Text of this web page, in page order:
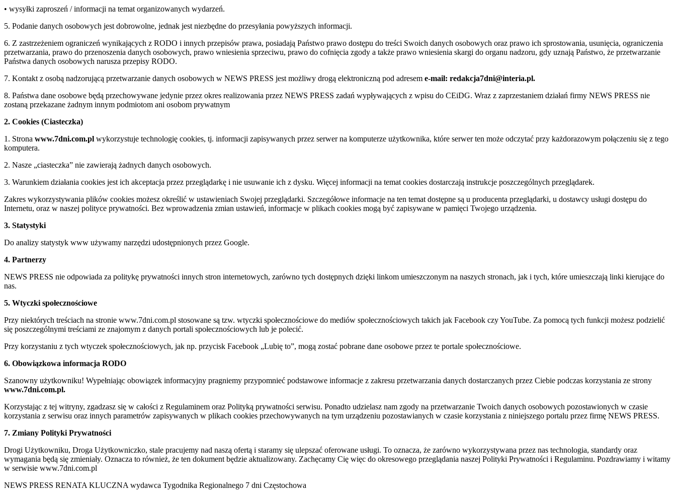
• wysyłki zaproszeń / informacji na temat organizowanych wydarzeń.
5. Podanie danych osobowych jest dobrowolne, jednak jest niezbędne do przesyłania powyższych informacji.
6. Z zastrzeżeniem ograniczeń wynikających z RODO i innych przepisów prawa, posiadają Państwo prawo dostępu do treści Swoich danych osobowych oraz prawo ich sprostowania, usunięcia, ograniczenia
przetwarzania, prawo do przenoszenia danych osobowych, prawo wniesienia sprzeciwu, prawo do cofnięcia zgody a także prawo wniesienia skargi do organu nadzoru, gdy uznają Państwo, że przetwarzanie
Państwa danych osobowych narusza przepisy RODO.
7. Kontakt z osobą nadzorującą przetwarzanie danych osobowych w NEWS PRESS jest możliwy drogą elektroniczną pod adresem e-mail: redakcja7dni@interia.pl.
8. Państwa dane osobowe będą przechowywane jedynie przez okres realizowania przez NEWS PRESS zadań wypływających z wpisu do CEiDG. Wraz z zaprzestaniem działań firmy NEWS PRESS nie
zostaną przekazane żadnym innym podmiotom ani osobom prywatnym
2. Cookies (Ciasteczka)
1. Strona www.7dni.com.pl wykorzystuje technologię cookies, tj. informacji zapisywanych przez serwer na komputerze użytkownika, które serwer ten może odczytać przy każdorazowym połączeniu się z tego
komputera.
2. Nasze „ciasteczka” nie zawierają żadnych danych osobowych.
3. Warunkiem działania cookies jest ich akceptacja przez przeglądarkę i nie usuwanie ich z dysku. Więcej informacji na temat cookies dostarczają instrukcje poszczególnych przeglądarek.
Zakres wykorzystywania plików cookies możesz określić w ustawieniach Swojej przeglądarki. Szczegółowe informacje na ten temat dostępne są u producenta przeglądarki, u dostawcy usługi dostępu do
Internetu, oraz w naszej polityce prywatności. Bez wprowadzenia zmian ustawień, informacje w plikach cookies mogą być zapisywane w pamięci Twojego urządzenia.
3. Statystyki
Do analizy statystyk www używamy narzędzi udostępnionych przez Google.
4. Partnerzy
NEWS PRESS nie odpowiada za politykę prywatności innych stron internetowych, zarówno tych dostępnych dzięki linkom umieszczonym na naszych stronach, jak i tych, które umieszczają linki kierujące do
nas.
5. Wtyczki społecznościowe
Przy niektórych treściach na stronie www.7dni.com.pl stosowane są tzw. wtyczki społecznościowe do mediów społecznościowych takich jak Facebook czy YouTube. Za pomocą tych funkcji możesz podzielić
się poszczególnymi treściami ze znajomym z danych portali społecznościowych lub je polecić.
Przy korzystaniu z tych wtyczek społecznościowych, jak np. przycisk Facebook „Lubię to”, mogą zostać pobrane dane osobowe przez te portale społecznościowe.
6. Obowiązkowa informacja RODO
Szanowny użytkowniku! Wypełniając obowiązek informacyjny pragniemy przypomnieć podstawowe informacje z zakresu przetwarzania danych dostarczanych przez Ciebie podczas korzystania ze strony
www.7dni.com.pl.
Korzystając z tej witryny, zgadzasz się w całości z Regulaminem oraz Polityką prywatności serwisu. Ponadto udzielasz nam zgody na przetwarzanie Twoich danych osobowych pozostawionych w czasie
korzystania z serwisu oraz innych parametrów zapisywanych w plikach cookies przechowywanych na tym urządzeniu pozostawianych w czasie korzystania z niniejszego portalu przez firmę NEWS PRESS.
7. Zmiany Polityki Prywatności
Drogi Użytkowniku, Droga Użytkowniczko, stale pracujemy nad naszą ofertą i staramy się ulepszać oferowane usługi. To oznacza, że zarówno wykorzystywana przez nas technologia, standardy oraz
wymagania będą się zmieniały. Oznacza to również, że ten dokument będzie aktualizowany. Zachęcamy Cię więc do okresowego przeglądania naszej Polityki Prywatności i Regulaminu. Pozdrawiamy i witamy
w serwisie www.7dni.com.pl
NEWS PRESS RENATA KLUCZNA wydawca Tygodnika Regionalnego 7 dni Częstochowa